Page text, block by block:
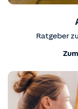
Ratgeber